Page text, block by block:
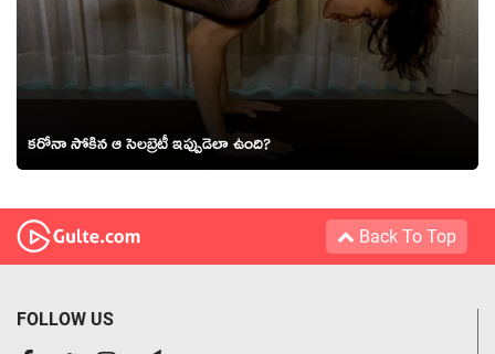
కరోనా సోకిన ఆ సెలబ్రెటీ ఇప్పుడెలా ఉంది?
Back To Top
FOLLOW US